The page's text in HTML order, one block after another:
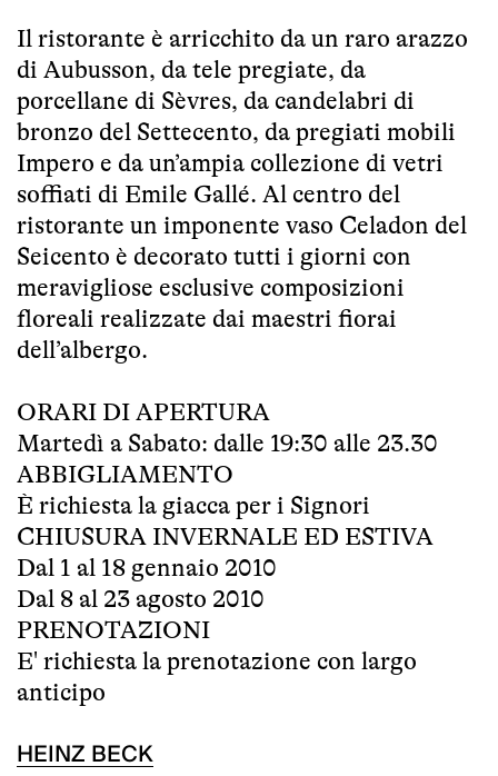
Il ristorante è arricchito da un raro arazzo
di Aubusson, da tele pregiate, da
porcellane di Sèvres, da candelabri di
bronzo del Settecento, da pregiati mobili
Impero e da un’ampia collezione di vetri
soffiati di Emile Gallé. Al centro del
ristorante un imponente vaso Celadon del
Seicento è decorato tutti i giorni con
meravigliose esclusive composizioni
floreali realizzate dai maestri fiorai
dell’albergo.
ORARI DI APERTURA
Martedì a Sabato: dalle 19:30 alle 23.30
ABBIGLIAMENTO
È richiesta la giacca per i Signori
CHIUSURA INVERNALE ED ESTIVA
Dal 1 al 18 gennaio 2010
Dal 8 al 23 agosto 2010
PRENOTAZIONI
E' richiesta la prenotazione con largo
anticipo
HEINZ BECK